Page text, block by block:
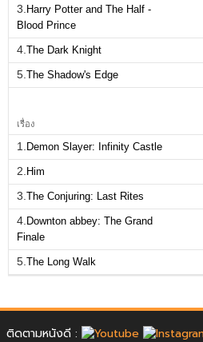
3. Harry Potter and The Half -
Blood Prince
4. The Dark Knight
5. The Shadow's Edge
เรื่อง
1. Demon Slayer: Infinity Castle
2. Him
3. The Conjuring: Last Rites
4. Downton abbey: The Grand
Finale
5. The Long Walk
ติดตามหนังดี :